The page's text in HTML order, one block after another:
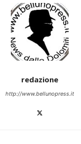
redazione
http://www.bellunopress.it